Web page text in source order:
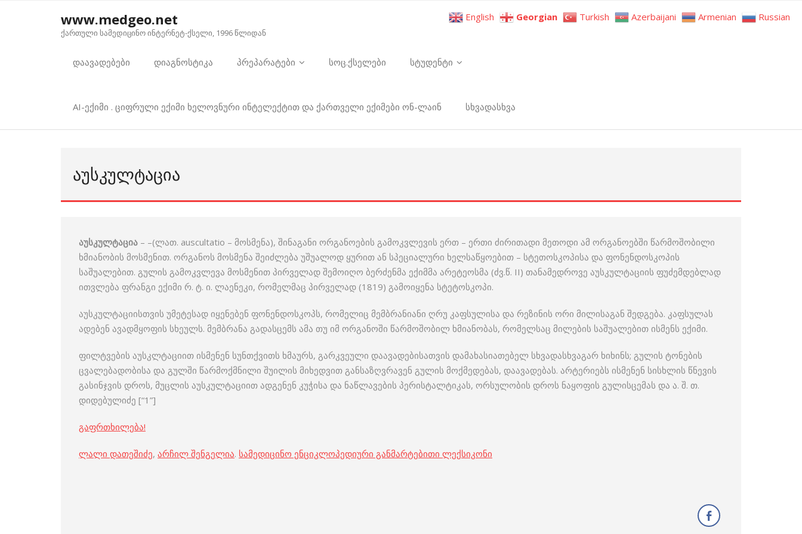
www.medgeo.net
ქართული სამედიცინო ინტერნეტ-ქსელი, 1996 წლიდან
დაავადებები დიაგნოსტიკა პრეპარატები სოც.ქსელები სტუდენტი
AI-ექიმი . ციფრული ექიმი ხელოვნური ინტელექტით და ქართველი ექიმები ონ-ლაინ სხვადასხვა
ᲐᲣᲡᲙᲣᲚᲢᲐᲪᲘᲐ
აუსკულტაცია – –(ლათ. auscultatio – მოსმენა), შინაგანი ორგანოების გამოკვლევის ერთ – ერთი ძირითადი მეთოდი ამ ორგანოებში წარმოშობილი
ხმიანობის მოსმენით. ორგანოს მოსმენა შეიძლება უშუალოდ ყურით ან სპეციალური ხელსაწყოებით – სტეთოსკოპისა და ფონენდოსკოპის
საშუალებით. გულის გამოკვლევა მოსმენით პირველად შემოიღო ბერძენმა ექიმმა არეტეოსმა (ძვ.წ. II) თანამედროვე აუსკულტაციის ფუძემდებლად
ითვლება ფრანგი ექიმი რ. ტ. ი. ლაენეკი, რომელმაც პირველად (1819) გამოიყენა სტეტოსკოპი.
აუსკულტაციისთვის უმეტესად იყენებენ ფონენდოსკოპს, რომელიც მემბრანიანი ღრუ კაფსულისა და რეზინის ორი მილისაგან შედგება. კაფსულას
ადებენ ავადმყოფის სხეულს. მემბრანა გადასცემს ამა თუ იმ ორგანოში წარმოშობილ ხმიანობას, რომელსაც მილების საშუალებით ისმენს ექიმი.
ფილტვების აუსკლტაციით ისმენენ სუნთქვითს ხმაურს, გარკვეული დაავადებისათვის დამახასიათებელ სხვადასხვაგარ ხიხინს; გულის ტონების
ცვალებადობისა და გულში წარმოქმნილი შუილის მიხედვით განსაზღვრავენ გულის მოქმედებას, დაავადებას. არტერიებს ისმენენ სისხლის წნევის
გასინჯვის დროს, მუცლის აუსკულტაციით ადგენენ კუჭისა და ნაწლავების პერისტალტიკას, ორსულობის დროს ნაყოფის გულისცემას და ა. შ. თ.
დიდებულიძე [“1”]
გაფრთხილება!
ლალი დათეშიძე, არჩილ შენგელია. სამედიცინო ენციკლოპედიური განმარტებითი ლექსიკონი
English Georgian Turkish Azerbaijani Armenian Russian